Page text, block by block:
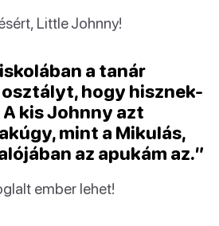
Little Johnny!
a tanár
osztályt, hogy hisznek-
kis Johnny azt
mint a Mikulás,
az apukám az.”
ember lehet!